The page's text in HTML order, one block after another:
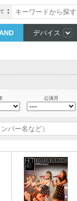
デバイス
公演月